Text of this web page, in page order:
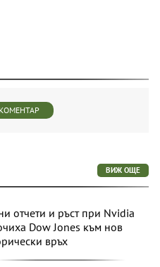
ВИЖ ОЩЕ
отчети и ръст при Nvidia
Dow Jones към нов
връх